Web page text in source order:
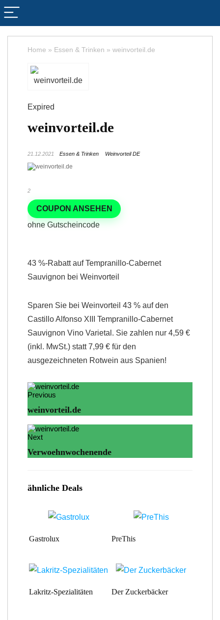
Home » Essen & Trinken » weinvorteil.de
Expired
weinvorteil.de
21.12.2021 Essen & Trinken Weinvorteil DE
2
COUPON ANSEHEN
ohne Gutscheincode
43 %-Rabatt auf Tempranillo-Cabernet
Sauvignon bei Weinvorteil
Sparen Sie bei Weinvorteil 43 % auf den
Castillo Alfonso XIII Tempranillo-Cabernet
Sauvignon Vino Varietal. Sie zahlen nur 4,59 €
(inkl. MwSt.) statt 7,99 € für den
ausgezeichneten Rotwein aus Spanien!
Previous
weinvorteil.de
Next
Verwoehnwochenende
ähnliche Deals
Gastrolux PreThis
Lakritz-Spezialitäten Der Zuckerbäcker